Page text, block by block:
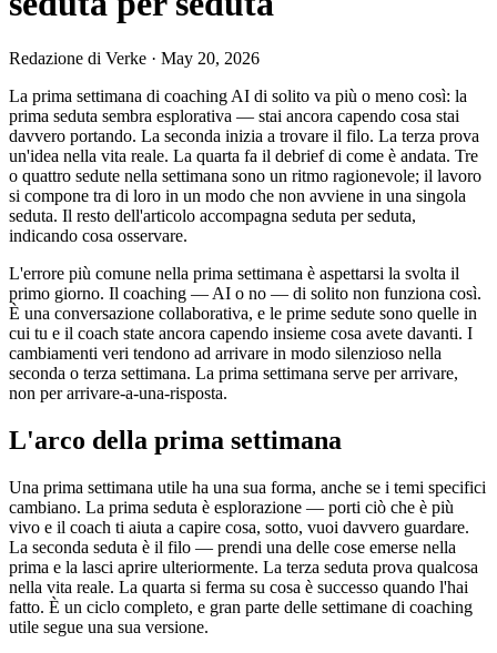
Redazione di Verke · May 20, 2026
La prima settimana di coaching AI di solito va più o meno così: la
prima seduta sembra esplorativa — stai ancora capendo cosa stai
davvero portando. La seconda inizia a trovare il filo. La terza prova
un'idea nella vita reale. La quarta fa il debrief di come è andata. Tre
o quattro sedute nella settimana sono un ritmo ragionevole; il lavoro
si compone tra di loro in un modo che non avviene in una singola
seduta. Il resto dell'articolo accompagna seduta per seduta,
indicando cosa osservare.
L'errore più comune nella prima settimana è aspettarsi la svolta il
primo giorno. Il coaching — AI o no — di solito non funziona così.
È una conversazione collaborativa, e le prime sedute sono quelle in
cui tu e il coach state ancora capendo insieme cosa avete davanti. I
cambiamenti veri tendono ad arrivare in modo silenzioso nella
seconda o terza settimana. La prima settimana serve per arrivare,
non per arrivare-a-una-risposta.
L'arco della prima settimana
Una prima settimana utile ha una sua forma, anche se i temi specifici
cambiano. La prima seduta è esplorazione — porti ciò che è più
vivo e il coach ti aiuta a capire cosa, sotto, vuoi davvero guardare.
La seconda seduta è il filo — prendi una delle cose emerse nella
prima e la lasci aprire ulteriormente. La terza seduta prova qualcosa
nella vita reale. La quarta si ferma su cosa è successo quando l'hai
fatto. È un ciclo completo, e gran parte delle settimane di coaching
utile segue una sua versione.